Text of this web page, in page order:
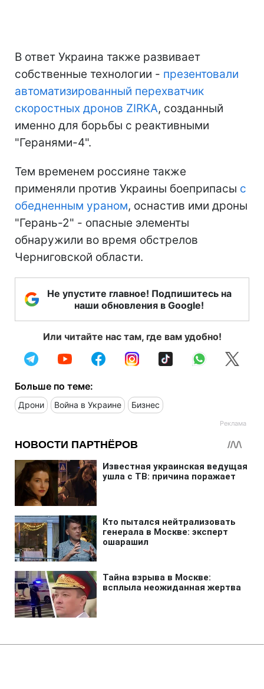
В ответ Украина также развивает
собственные технологии - презентовали
автоматизированный перехватчик
скоростных дронов ZIRKA, созданный
именно для борьбы с реактивными
"Геранями-4".
Тем временем россияне также
применяли против Украины боеприпасы с
обедненным ураном, оснастив ими дроны
"Герань-2" - опасные элементы
обнаружили во время обстрелов
Черниговской области.
Не упустите главное! Подпишитесь на
наши обновления в Google!
Или читайте нас там, где вам удобно!
Больше по теме:
Дрони Война в Украине Бизнес